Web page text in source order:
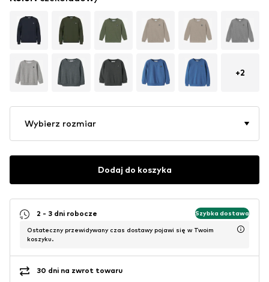
+2
Wybierz rozmiar
Dodaj do koszyka
2 - 3 dni robocze Szybka dostawa
Ostateczny przewidywany czas dostawy pojawi się w Twoim
koszyku.
30 dni na zwrot towaru